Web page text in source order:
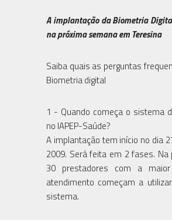
A implantação da Biometria
na próxima semana em Teresina
Saiba quais as perguntas
Biometria digital
1 - Quando começa o sistema
no IAPEP-Saúde?
A implantação tem início no dia
2009. Será feita em 2 fases. Na
30 prestadores com a
atendimento começam a
sistema.